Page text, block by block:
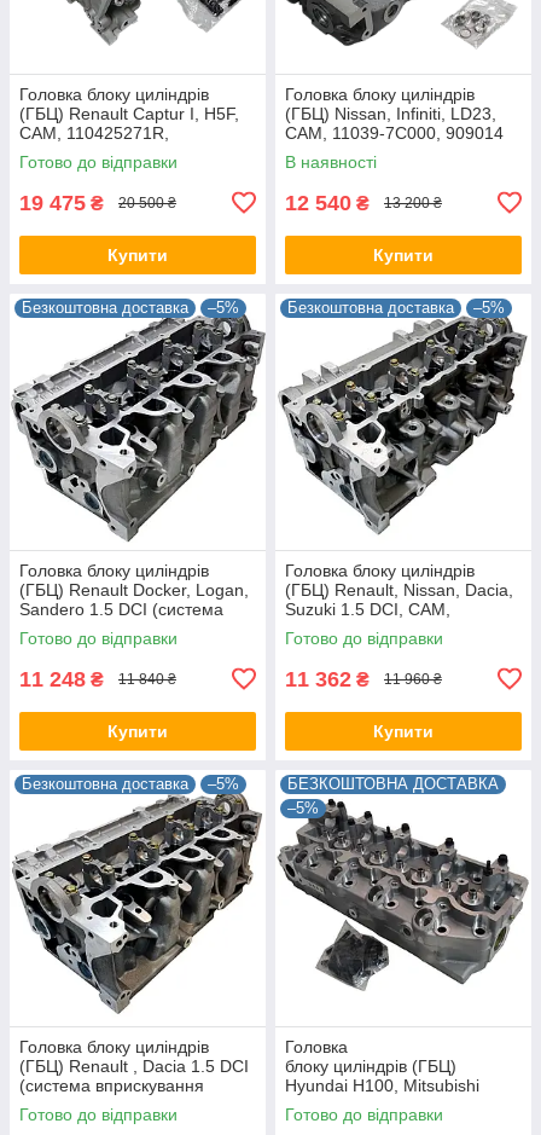
Головка блоку циліндрів
(ГБЦ) Renault Captur I, H5F,
CAM, 110425271R,
1104100Q2F, 910038
Готово до відправки
19 475 ₴ 20 500 ₴
Купити
Головка блоку циліндрів
(ГБЦ) Nissan, Infiniti, LD23,
CAM, 11039-7C000, 909014
В наявності
12 540 ₴ 13 200 ₴
Купити
Безкоштовна доставка –5%
Головка блоку циліндрів
(ГБЦ) Renault Docker, Logan,
Sandero 1.5 DCI (система
вприскування bosch), CAM,
110413019R, 908790
Готово до відправки
11 248 ₴ 11 840 ₴
Купити
Безкоштовна доставка –5%
Головка блоку циліндрів
(ГБЦ) Renault, Nissan, Dacia,
Suzuki 1.5 DCI, CAM,
7701473181, 908521
Готово до відправки
11 362 ₴ 11 960 ₴
Купити
Безкоштовна доставка –5%
Головка блоку циліндрів
(ГБЦ) Renault , Dacia 1.5 DCI
(система вприскування
Siemens), CAM, 110410442R,
AMC 908788
Готово до відправки
БЕЗКОШТОВНА ДОСТАВКА
–5%
Головка
блоку циліндрів (ГБЦ)
Hyundai H100, Mitsubishi
Montero, CAM, 22100-42700,
AMC 908770
Готово до відправки